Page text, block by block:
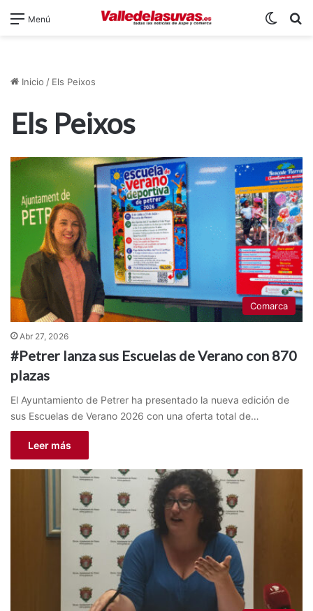
Menú
Inicio / Els Peixos
Els Peixos
Comarca
Abr 27, 2026
#Petrer lanza sus Escuelas de Verano con 870
plazas
El Ayuntamiento de Petrer ha presentado la nueva edición de
sus Escuelas de Verano 2026 con una oferta total de…
Leer más